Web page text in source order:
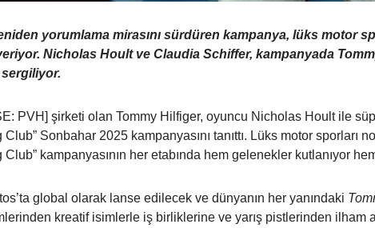
yorumlama mirasını sürdüren kampanya, lüks motor
Nicholas Hoult ve Claudia Schiffer, kampanyada
PVH] şirketi olan Tommy Hilfiger, oyuncu Nicholas Hoult ile
Sonbahar 2025 kampanyasını tanıttı. Lüks motor sporları
kampanyasının her etabında hem gelenekler kutlanıyor
global olarak lanse edilecek ve dünyanın her yanındaki
kreatif isimlerle iş birliklerine ve yarış pistlerinden